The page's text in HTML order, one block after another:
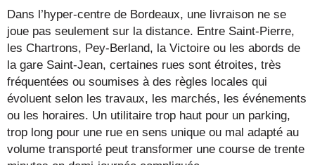
Dans l’hyper-centre de Bordeaux, une livraison ne se
joue pas seulement sur la distance. Entre Saint-Pierre,
les Chartrons, Pey-Berland, la Victoire ou les abords de
la gare Saint-Jean, certaines rues sont étroites, très
fréquentées ou soumises à des règles locales qui
évoluent selon les travaux, les marchés, les événements
ou les horaires. Un utilitaire trop haut pour un parking,
trop long pour une rue en sens unique ou mal adapté au
volume transporté peut transformer une course de trente